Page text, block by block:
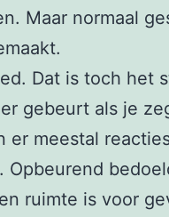
Maar normaal
Dat is toch het
gebeurt als je
er meestal
Opbeurend
ruimte is voor